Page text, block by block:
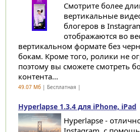
Смотрите более
вертикальные
блогеров в
отображаются во
вертикальном формате без
бокам. Кроме того, ролики не
поэтому вы сможете смотреть
контента...
49.07 Мб| Бесплатная |
Hyperlapse 1.3.4 для iPhone, iPad
Hyperlapse -